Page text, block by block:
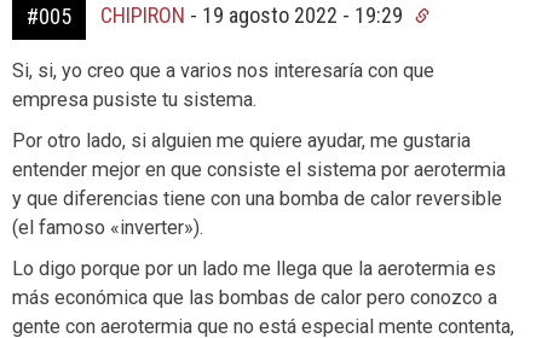
#005 CHIPIRON - 19 agosto 2022 - 19:29
Si, si, yo creo que a varios nos interesaría con que
empresa pusiste tu sistema.
Por otro lado, si alguien me quiere ayudar, me gustaria
entender mejor en que consiste el sistema por aerotermia
y que diferencias tiene con una bomba de calor reversible
(el famoso «inverter»).
Lo digo porque por un lado me llega que la aerotermia es
más económica que las bombas de calor pero conozco a
gente con aerotermia que no está especial mente contenta,